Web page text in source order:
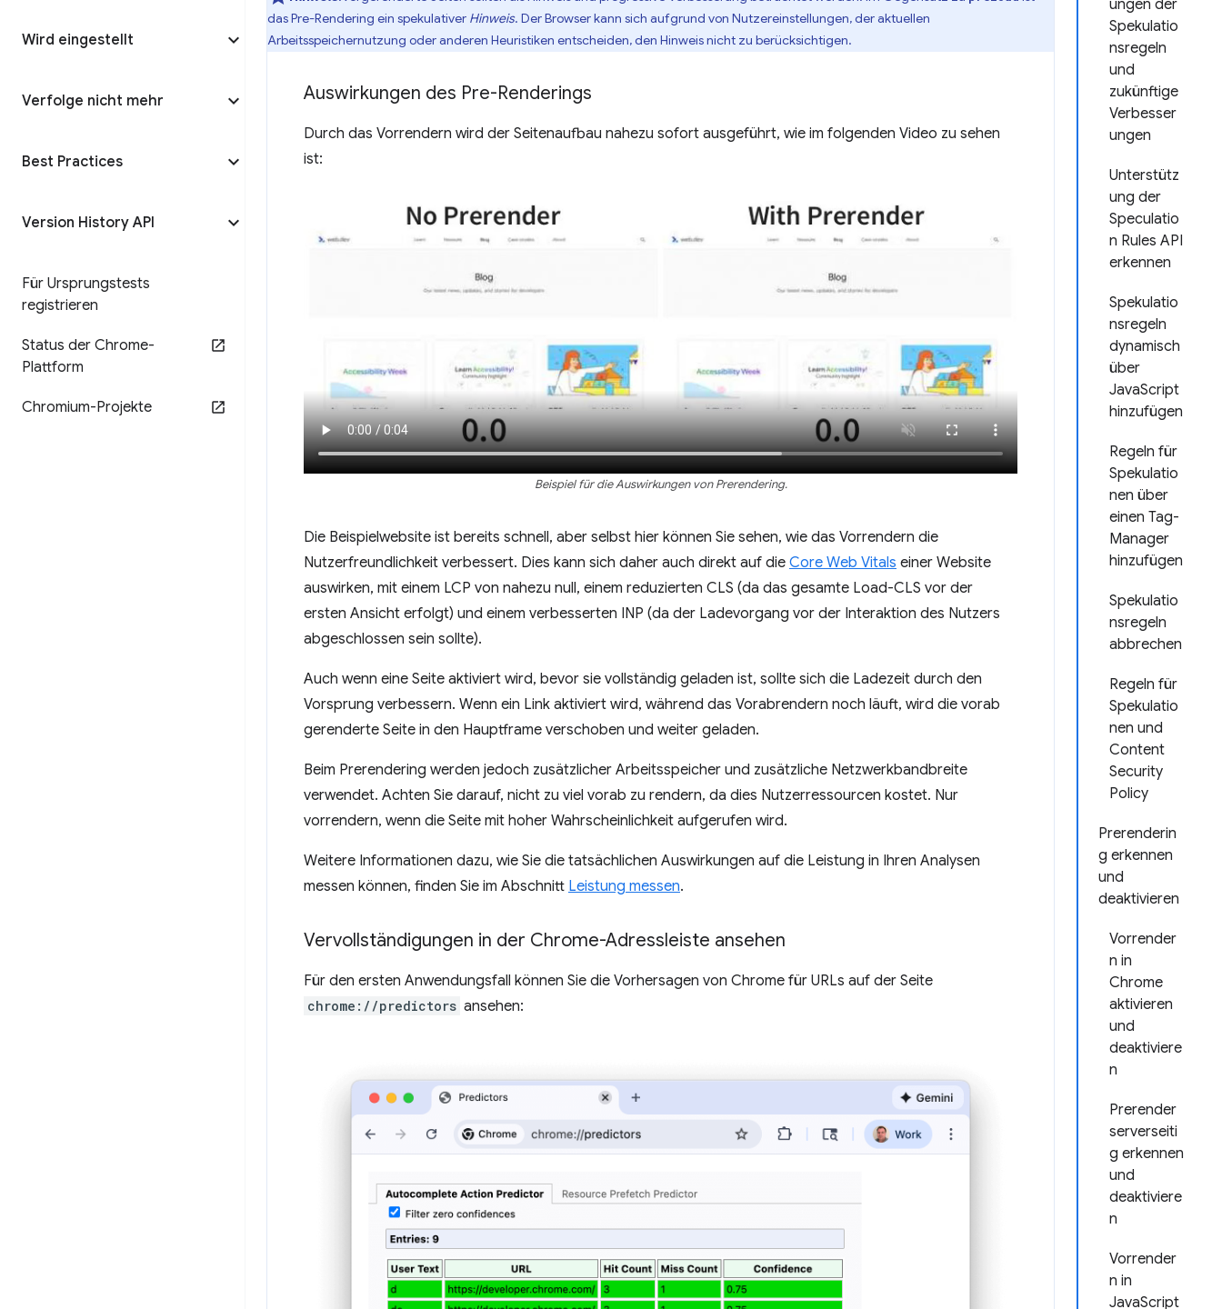
Wird eingestellt
Verfolge nicht mehr
Best Practices
Version History API
Für Ursprungstests
registrieren
Status der Chrome-
Plattform
Chromium-Projekte
ungen der
Spekulatio
nsregeln
und
zukünftige
Verbesser
ungen
Unterstütz
ung der
Speculatio
n Rules API
erkennen
Spekulatio
nsregeln
dynamisch
über
JavaScript
hinzufügen
Regeln für
Spekulatio
nen über
einen Tag-
Manager
hinzufügen
Spekulatio
nsregeln
abbrechen
Regeln für
Spekulatio
nen und
Content
Security
Policy
Prerenderin
g erkennen
und
deaktivieren
Vorrender
n in
Chrome
aktivieren
und
deaktiviere
n
Prerender
serverseiti
g erkennen
und
deaktiviere
n
Vorrender
n in
JavaScript
das Pre-Rendering ein spekulativer Hinweis. Der Browser kann sich aufgrund von Nutzereinstellungen, der aktuellen
Arbeitsspeichernutzung oder anderen Heuristiken entscheiden, den Hinweis nicht zu berücksichtigen.
Auswirkungen des Pre-Renderings
Durch das Vorrendern wird der Seitenaufbau nahezu sofort ausgeführt, wie im folgenden Video zu sehen
ist:
Beispiel für die Auswirkungen von Prerendering.
Die Beispielwebsite ist bereits schnell, aber selbst hier können Sie sehen, wie das Vorrendern die
Nutzerfreundlichkeit verbessert. Dies kann sich daher auch direkt auf die Core Web Vitals einer Website
auswirken, mit einem LCP von nahezu null, einem reduzierten CLS (da das gesamte Load-CLS vor der
ersten Ansicht erfolgt) und einem verbesserten INP (da der Ladevorgang vor der Interaktion des Nutzers
abgeschlossen sein sollte).
Auch wenn eine Seite aktiviert wird, bevor sie vollständig geladen ist, sollte sich die Ladezeit durch den
Vorsprung verbessern. Wenn ein Link aktiviert wird, während das Vorabrendern noch läuft, wird die vorab
gerenderte Seite in den Hauptframe verschoben und weiter geladen.
Beim Prerendering werden jedoch zusätzlicher Arbeitsspeicher und zusätzliche Netzwerkbandbreite
verwendet. Achten Sie darauf, nicht zu viel vorab zu rendern, da dies Nutzerressourcen kostet. Nur
vorrendern, wenn die Seite mit hoher Wahrscheinlichkeit aufgerufen wird.
Weitere Informationen dazu, wie Sie die tatsächlichen Auswirkungen auf die Leistung in Ihren Analysen
messen können, finden Sie im Abschnitt Leistung messen.
Vervollständigungen in der Chrome-Adressleiste ansehen
Für den ersten Anwendungsfall können Sie die Vorhersagen von Chrome für URLs auf der Seite
chrome://predictors ansehen: